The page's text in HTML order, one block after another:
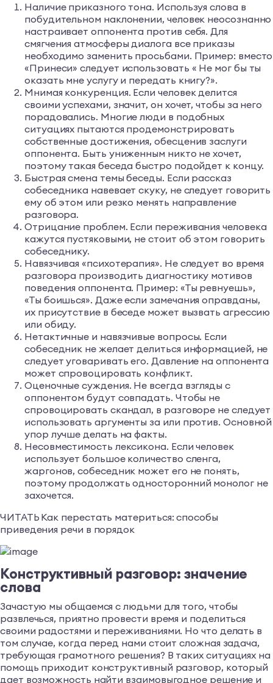
Наличие приказного тона. Используя слова в
побудительном наклонении, человек неосознанно
настраивает оппонента против себя. Для
смягчения атмосферы диалога все приказы
необходимо заменить просьбами. Пример: вместо
«Принеси» следует использовать « Не мог бы ты
оказать мне услугу и передать книгу?».
Мнимая конкуренция. Если человек делится
своими успехами, значит, он хочет, чтобы за него
порадовались. Многие люди в подобных
ситуациях пытаются продемонстрировать
собственные достижения, обесценив заслуги
оппонента. Быть униженным никто не хочет,
поэтому такая беседа быстро подойдет к концу.
Быстрая смена темы беседы. Если рассказ
собеседника навевает скуку, не следует говорить
ему об этом или резко менять направление
разговора.
Отрицание проблем. Если переживания человека
кажутся пустяковыми, не стоит об этом говорить
собеседнику.
Навязчивая «психотерапия». Не следует во время
разговора производить диагностику мотивов
поведения оппонента. Пример: «Ты ревнуешь»,
«Ты боишься». Даже если замечания оправданы,
их присутствие в беседе может вызвать агрессию
или обиду.
Нетактичные и навязчивые вопросы. Если
собеседник не желает делиться информацией, не
следует уговаривать его. Давление на оппонента
может спровоцировать конфликт.
Оценочные суждения. Не всегда взгляды с
оппонентом будут совпадать. Чтобы не
спровоцировать скандал, в разговоре не следует
использовать аргументы за или против. Основной
упор лучше делать на факты.
Несовместимость лексикона. Если человек
использует большое количество сленга,
жаргонов, собеседник может его не понять,
поэтому продолжать односторонний монолог не
захочется.
ЧИТАТЬ Как перестать материться: способы
приведения речи в порядок
Конструктивный разговор: значение
слова
Зачастую мы общаемся с людьми для того, чтобы
развлечься, приятно провести время и поделиться
своими радостями и переживаниями. Но что делать в
том случае, когда перед нами стоит сложная задача,
требующая грамотного решения? В таких ситуациях на
помощь приходит конструктивный разговор, который
дает возможность найти взаимовыгодное решение и